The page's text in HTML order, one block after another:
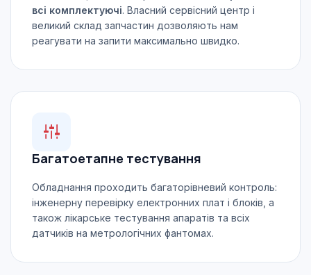
всі комплектуючі. Власний сервісний центр і
великий склад запчастин дозволяють нам
реагувати на запити максимально швидко.
Багатоетапне тестування
Обладнання проходить багаторівневий контроль:
інженерну перевірку електронних плат і блоків, а
також лікарське тестування апаратів та всіх
датчиків на метрологічних фантомах.